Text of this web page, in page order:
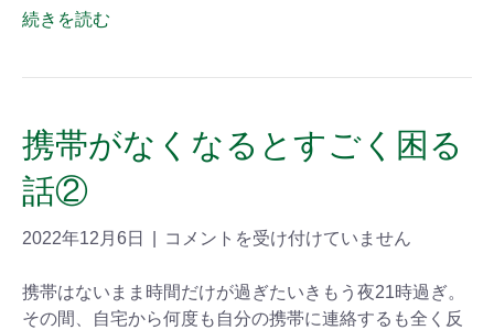
続きを読む
携帯がなくなるとすごく困る
話②
2022年12月6日 コメントを受け付けていません
携帯はないまま時間だけが過ぎたいきもう夜21時過ぎ。
その間、自宅から何度も自分の携帯に連絡するも全く反